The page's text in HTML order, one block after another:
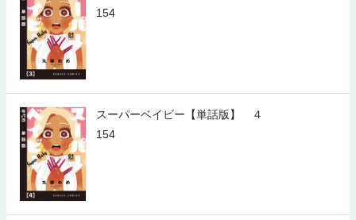
154
スーパーベイビー【単話版】 ４
154